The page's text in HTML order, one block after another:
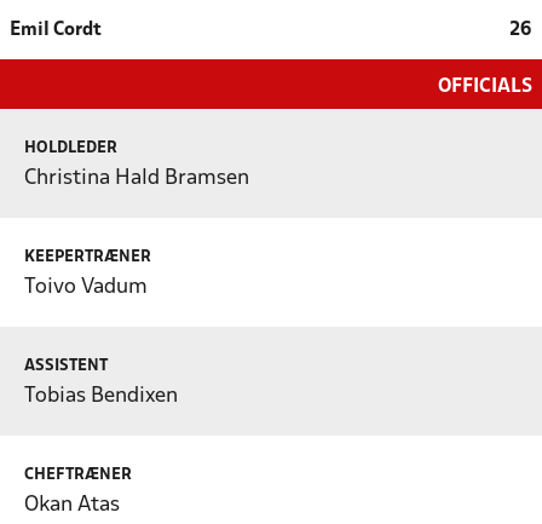
Emil Cordt 26
OFFICIALS
HOLDLEDER
Christina Hald Bramsen
KEEPERTRÆNER
Toivo Vadum
ASSISTENT
Tobias Bendixen
CHEFTRÆNER
Okan Atas